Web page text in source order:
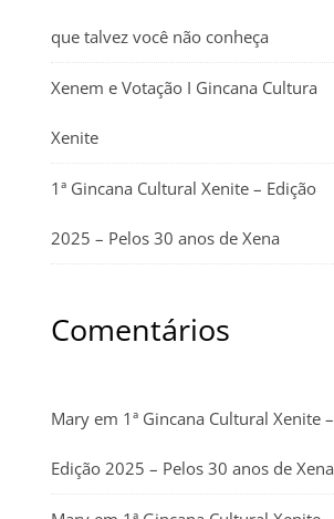
que talvez você não conheça
Xenem e Votação I Gincana Cultura
Xenite
1ª Gincana Cultural Xenite – Edição
2025 – Pelos 30 anos de Xena
Comentários
Mary em 1ª Gincana Cultural Xenite –
Edição 2025 – Pelos 30 anos de Xena